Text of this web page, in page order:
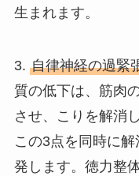
生まれます。
3. 自律神経の過緊
質の低下は、筋肉
させ、こりを解消
この3点を同時に
発します。徳力整